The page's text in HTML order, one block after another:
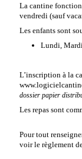
La cantine
vendredi (sauf
Les enfants sont
Lundi,
L’inscription à la
dossier papier
Les repas sont
Pour tout
voir le règlement